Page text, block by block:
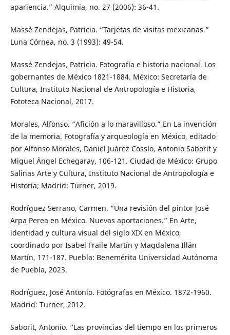
apariencia.” Alquimia, no. 27 (2006): 36-41.
Massé Zendejas, Patricia. “Tarjetas de visitas mexicanas.”
Luna Córnea, no. 3 (1993): 49-54.
Massé Zendejas, Patricia. Fotografía e historia nacional. Los
gobernantes de México 1821-1884. México: Secretaría de
Cultura, Instituto Nacional de Antropología e Historia,
Fototeca Nacional, 2017.
Morales, Alfonso. “Afición a lo maravilloso.” En La invención
de la memoria. Fotografía y arqueología en México, editado
por Alfonso Morales, Daniel Juárez Cossío, Antonio Saborit y
Miguel Ángel Echegaray, 106-121. Ciudad de México: Grupo
Salinas Arte y Cultura, Instituto Nacional de Antropología e
Historia; Madrid: Turner, 2019.
Rodríguez Serrano, Carmen. “Una revisión del pintor José
Arpa Perea en México. Nuevas aportaciones.” En Arte,
identidad y cultura visual del siglo XIX en México,
coordinado por Isabel Fraile Martín y Magdalena Illán
Martín, 171-187. Puebla: Benemérita Universidad Autónoma
de Puebla, 2023.
Rodríguez, José Antonio. Fotógrafas en México. 1872-1960.
Madrid: Turner, 2012.
Saborit, Antonio. “Las provincias del tiempo en los primeros